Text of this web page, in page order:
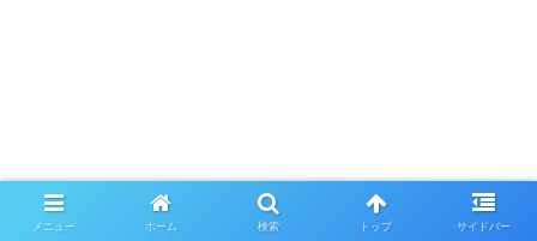
メニュー ホーム 検索 トップ サイドバー